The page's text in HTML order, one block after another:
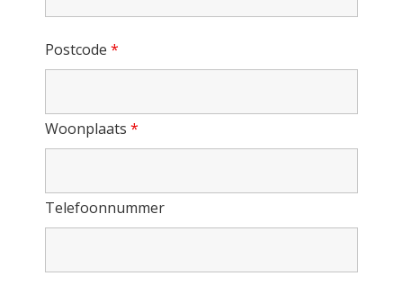
Postcode *
Woonplaats *
Telefoonnummer